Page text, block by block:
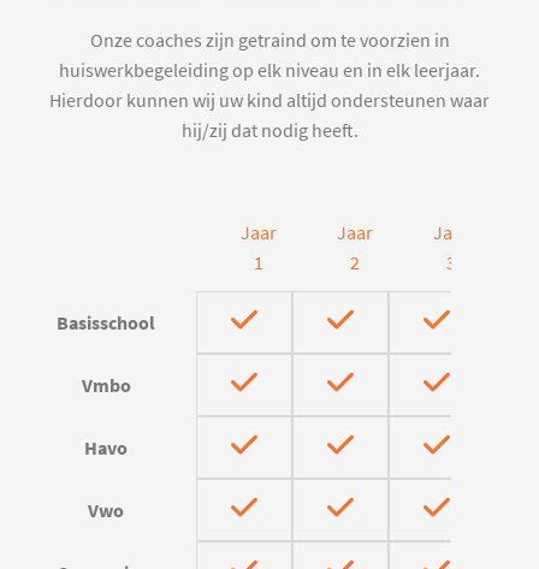
Onze coaches zijn getraind om te voorzien in
huiswerkbegeleiding op elk niveau en in elk leerjaar.
Hierdoor kunnen wij uw kind altijd ondersteunen waar
hij/zij dat nodig heeft.
Jaar
1
Jaar
2
Jaar
3
Basisschool
Vmbo
Havo
Vwo